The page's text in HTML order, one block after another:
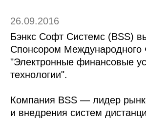
26.09.2016
Бэнкс Софт Системс (BSS)
Спонсором Международного
"Электронные финансовые
технологии".
Компания BSS — лидер
и внедрения систем